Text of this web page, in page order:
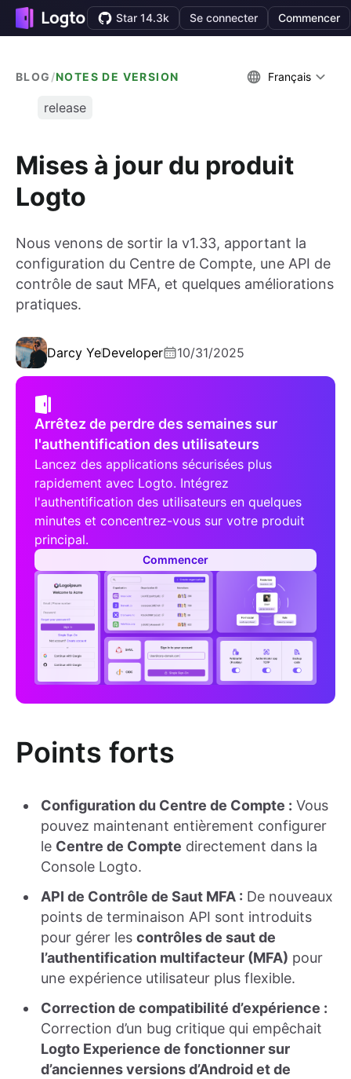
Star 14.3k Se connecter Commencer
BLOG /NOTES DE VERSION Français
release
Mises à jour du produit
Logto
Nous venons de sortir la v1.33, apportant la
configuration du Centre de Compte, une API de
contrôle de saut MFA, et quelques améliorations
pratiques.
Darcy YeDeveloper 10/31/2025
Arrêtez de perdre des semaines sur
l'authentification des utilisateurs
Lancez des applications sécurisées plus
rapidement avec Logto. Intégrez
l'authentification des utilisateurs en quelques
minutes et concentrez-vous sur votre produit
principal.
Commencer
Points forts
Configuration du Centre de Compte : Vous
pouvez maintenant entièrement configurer
le Centre de Compte directement dans la
Console Logto.
API de Contrôle de Saut MFA : De nouveaux
points de terminaison API sont introduits
pour gérer les contrôles de saut de
l’authentification multifacteur (MFA) pour
une expérience utilisateur plus flexible.
Correction de compatibilité d’expérience :
Correction d’un bug critique qui empêchait
Logto Experience de fonctionner sur
d’anciennes versions d’Android et de